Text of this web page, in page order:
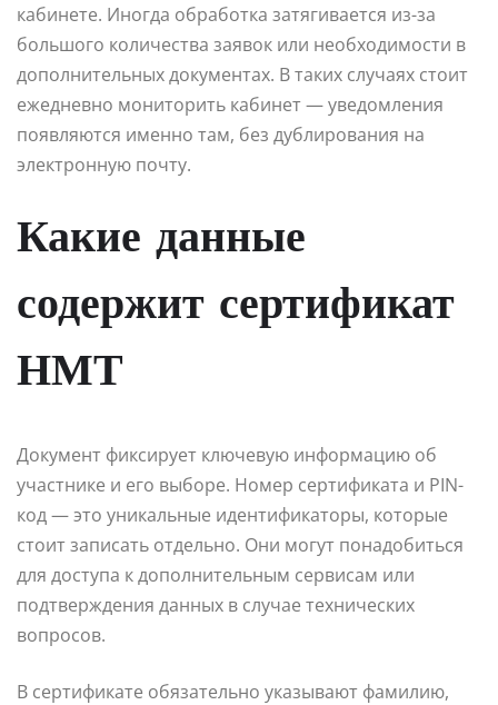
кабинете. Иногда обработка затягивается из-за
большого количества заявок или необходимости в
дополнительных документах. В таких случаях стоит
ежедневно мониторить кабинет — уведомления
появляются именно там, без дублирования на
электронную почту.
Какие данные
содержит сертификат
НМТ
Документ фиксирует ключевую информацию об
участнике и его выборе. Номер сертификата и PIN-
код — это уникальные идентификаторы, которые
стоит записать отдельно. Они могут понадобиться
для доступа к дополнительным сервисам или
подтверждения данных в случае технических
вопросов.
В сертификате обязательно указывают фамилию,